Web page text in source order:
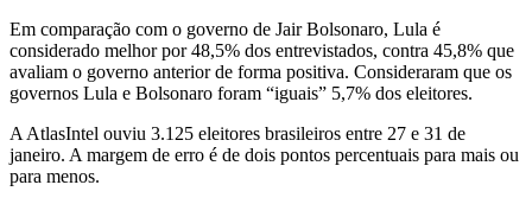
Em comparação com o governo de Jair Bolsonaro, Lula é
considerado melhor por 48,5% dos entrevistados, contra 45,8% que
avaliam o governo anterior de forma positiva. Consideraram que os
governos Lula e Bolsonaro foram “iguais” 5,7% dos eleitores.
A AtlasIntel ouviu 3.125 eleitores brasileiros entre 27 e 31 de
janeiro. A margem de erro é de dois pontos percentuais para mais ou
para menos.